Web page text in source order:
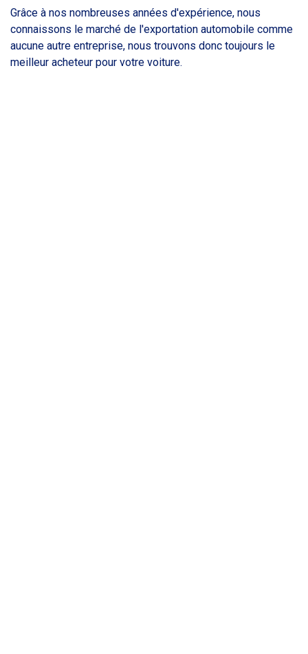
Grâce à nos nombreuses années d'expérience, nous
connaissons le marché de l'exportation automobile comme
aucune autre entreprise, nous trouvons donc toujours le
meilleur acheteur pour votre voiture.